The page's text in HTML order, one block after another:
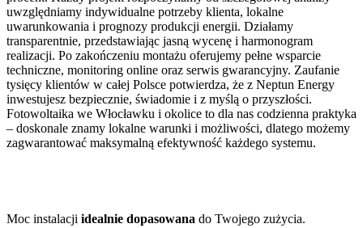
uwzględniamy indywidualne potrzeby klienta, lokalne
uwarunkowania i prognozy produkcji energii. Działamy
transparentnie, przedstawiając jasną wycenę i harmonogram
realizacji. Po zakończeniu montażu oferujemy pełne wsparcie
techniczne, monitoring online oraz serwis gwarancyjny. Zaufanie
tysięcy klientów w całej Polsce potwierdza, że z Neptun Energy
inwestujesz bezpiecznie, świadomie i z myślą o przyszłości.
Fotowoltaika we Włocławku i okolice to dla nas codzienna praktyka
– doskonale znamy lokalne warunki i możliwości, dlatego możemy
zagwarantować maksymalną efektywność każdego systemu.
Moc instalacji idealnie dopasowana do Twojego zużycia.